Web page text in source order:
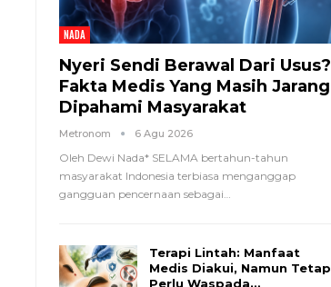
NADA
Nyeri Sendi Berawal Dari Usus?
Fakta Medis Yang Masih Jarang
Dipahami Masyarakat
Metronom 6 Agu 2026
Oleh Dewi Nada* SELAMA bertahun-tahun
masyarakat Indonesia terbiasa menganggap
gangguan pencernaan sebagai…
Terapi Lintah: Manfaat
Medis Diakui, Namun Tetap
Perlu Waspada…